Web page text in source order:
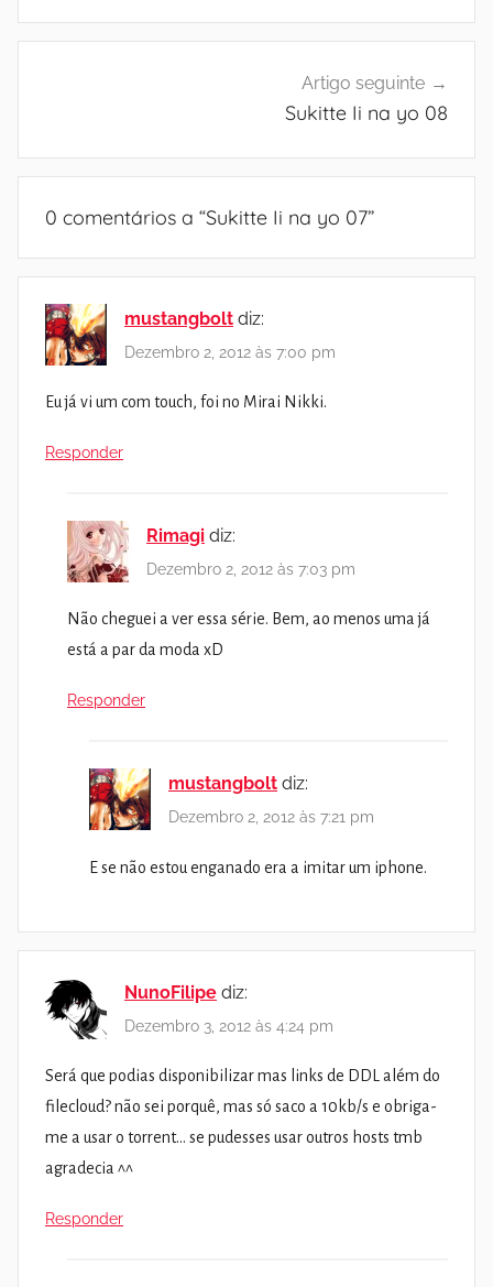
Artigo seguinte
Sukitte Ii na yo 08
0 comentários a “Sukitte Ii na yo 07”
mustangbolt diz:
Dezembro 2, 2012 às 7:00 pm
Eu já vi um com touch, foi no Mirai Nikki.
Responder
Rimagi diz:
Dezembro 2, 2012 às 7:03 pm
Não cheguei a ver essa série. Bem, ao menos uma já
está a par da moda xD
Responder
mustangbolt diz:
Dezembro 2, 2012 às 7:21 pm
E se não estou enganado era a imitar um iphone.
NunoFilipe diz:
Dezembro 3, 2012 às 4:24 pm
Será que podias disponibilizar mas links de DDL além do
filecloud? não sei porquê, mas só saco a 10kb/s e obriga-
me a usar o torrent… se pudesses usar outros hosts tmb
agradecia ^^
Responder